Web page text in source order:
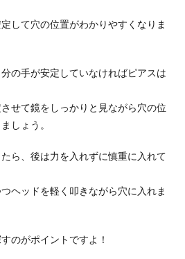
りの合皮のバッグが剥がれてきていたら、そ
そのバッ...
には浸す時間がカギ
もあると思いますが、鍋でご飯を焚くのは難
して穴の位置がわかりやすくなりま
の手が安定していなければピアスは
せて鏡をしっかりと見ながら穴の位
しょう。
ら、後は力を入れずに慎重に入れて
ヘッドを軽く叩きながら穴に入れま
のがポイントですよ！